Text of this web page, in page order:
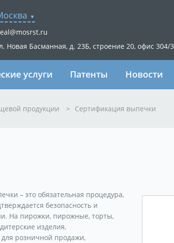
Новая Басманная, д. 23Б, строение 20, офис 304/3
услуги Патенты Новости
продукции > Сертификация выпечки
– это обязательная процедура,
безопасность и
На пирожки, пирожные, торты,
изделия,
розничной продажи,